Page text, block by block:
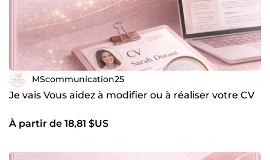
MScommunication25
Je vais Vous aidez à modifier ou à réaliser votre CV
À partir de 18,81 $US